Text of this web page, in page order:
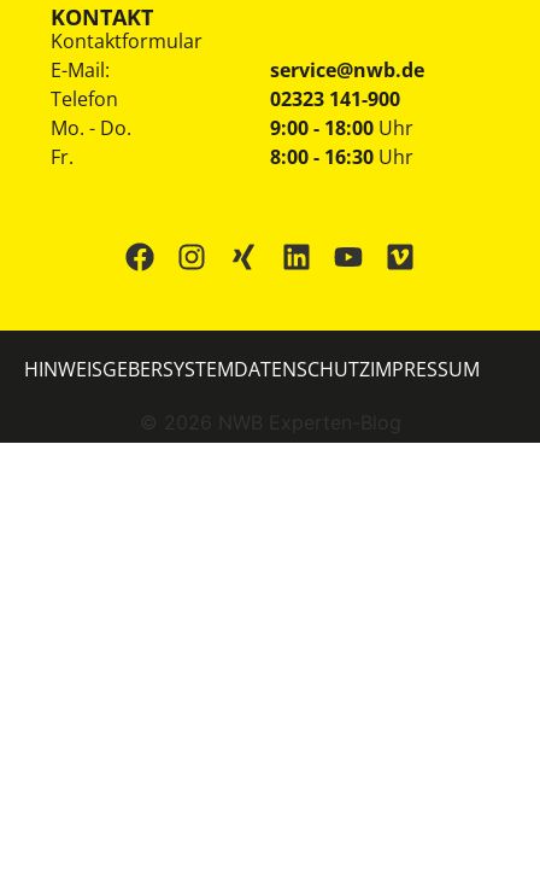
KONTAKT
Kontaktformular
E-Mail:
service@nwb.de
Telefon
02323 141-900
Mo. - Do.
Fr.
9:00 - 18:00 Uhr
8:00 - 16:30 Uhr
© 2026 NWB Experten-Blog
HINWEISGEBERSYSTEMDATENSCHUTZIMPRESSUM